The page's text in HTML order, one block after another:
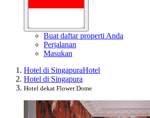
Buat daftar properti Anda
Perjalanan
Masukan
Hotel di SingapuraHotel
Hotel di Singapura
Hotel dekat Flower Dome